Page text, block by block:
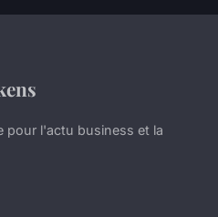
pour l'actu business et la